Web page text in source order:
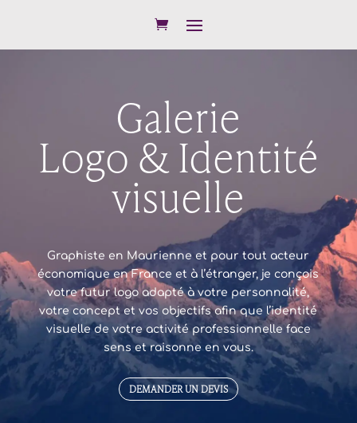
Galerie
Logo & Identité
visuelle
Graphiste en Maurienne et pour tout acteur
économique en France et à l’étranger, je conçois
votre futurlogoadapté à votre personnalité,
votre concept et vos objectifs afin que l’identité
visuelle de votre activité professionnelle face
sens et raisonne en vous.
DEMANDER UN DEVIS